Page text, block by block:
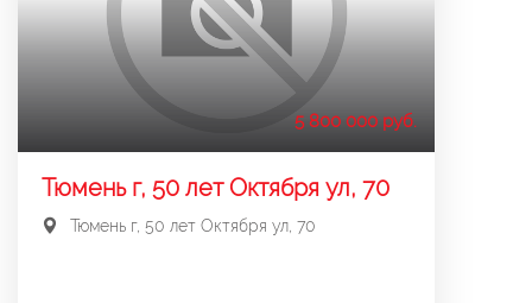
5 800 000 руб.
Тюмень г, 50 лет Октября ул, 70
Тюмень г, 50 лет Октября ул, 70